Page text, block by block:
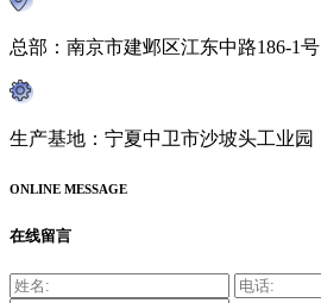
总部：南京市建邺区江东中路186-1号
生产基地：宁夏中卫市沙坡头工业园
ONLINE MESSAGE
在线留言